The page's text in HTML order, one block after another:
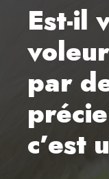
Est-il
par
c’est